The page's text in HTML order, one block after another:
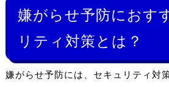
嫌がらせ予防におす
リティ対策とは？
嫌がらせ予防には、セキュリティ対